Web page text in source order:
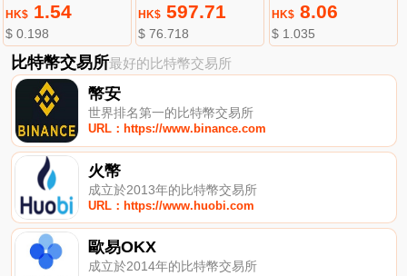
HK$1.54
$ 0.198
HK$ 597.71
$ 76.718
HK$8.06
$ 1.035
比特幣交易所最好的比特幣交易所
幣安
世界排名第一的比特幣交易所
URL：https://www.binance.com
火幣
成立於2013年的比特幣交易所
URL：https://www.huobi.com
歐易OKX
成立於2014年的比特幣交易所